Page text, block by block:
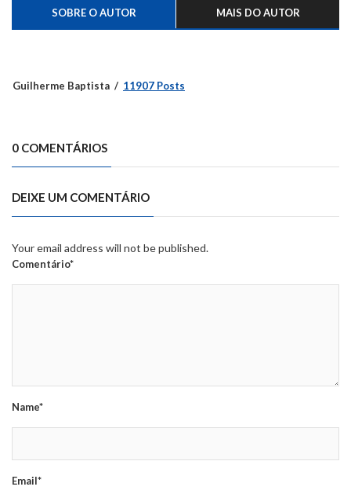
SOBRE O AUTOR MAIS DO AUTOR
Guilherme Baptista 11907 Posts
0 COMENTÁRIOS
DEIXE UM COMENTÁRIO
Your email address will not be published.
Comentário*
Name*
Email*